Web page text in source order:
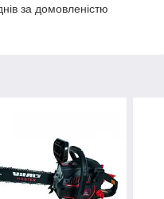
за домовленістю